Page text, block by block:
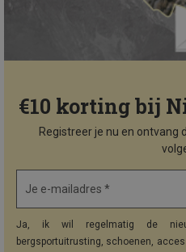
€10 korting bij
Registreer je nu en ontvang
Je e-mailadres *
Ja, ik wil regelmatig de
bergsportuitrusting, schoenen,